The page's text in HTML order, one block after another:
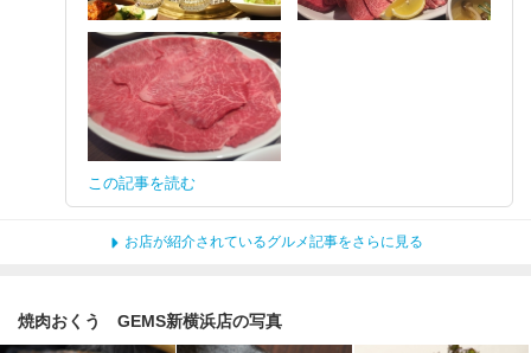
この記事を読む
お店が紹介されているグルメ記事をさらに見る
焼肉おくう GEMS新横浜店の写真